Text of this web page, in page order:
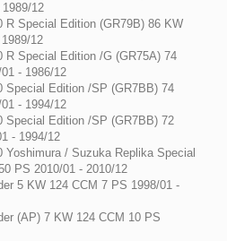
12
R Special Edition (GR79B) 86 KW
12
R Special Edition /G (GR75A) 74
- 1986/12
Special Edition /SP (GR7BB) 74
- 1994/12
Special Edition /SP (GR7BB) 72
- 1994/12
Yoshimura / Suzuka Replika Special
PS 2010/01 - 2010/12
5 KW 124 CCM 7 PS 1998/01 -
(AP) 7 KW 124 CCM 10 PS